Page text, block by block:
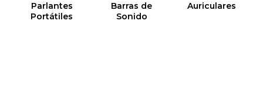
Parlantes
Portátiles
Barras de
Sonido
Auriculares